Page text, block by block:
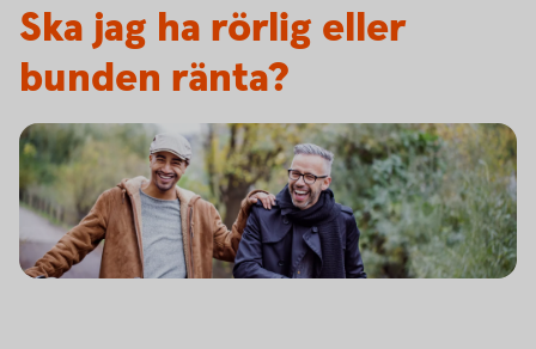
Ska jag ha rörlig eller
bunden ränta?